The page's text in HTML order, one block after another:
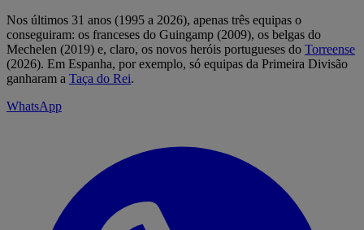
Nos últimos 31 anos (1995 a 2026), apenas três equipas o
conseguiram: os franceses do Guingamp (2009), os belgas do
Mechelen (2019) e, claro, os novos heróis portugueses do Torreense
(2026). Em Espanha, por exemplo, só equipas da Primeira Divisão
ganharam a Taça do Rei.
WhatsApp